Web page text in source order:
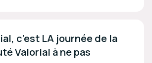
c'est LA journée de la
Valorial à ne pas